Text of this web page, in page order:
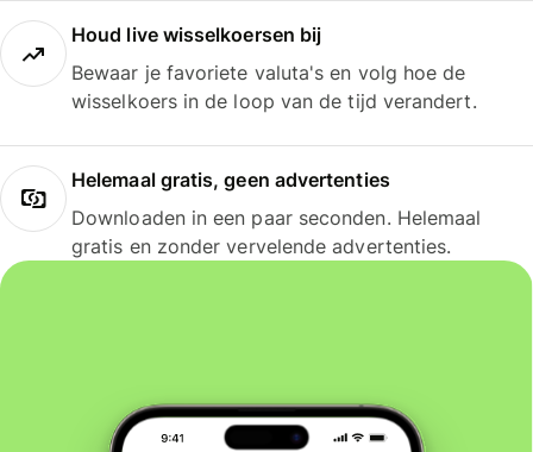
Houd live wisselkoersen bij
Bewaar je favoriete valuta's en volg hoe de
wisselkoers in de loop van de tijd verandert.
Helemaal gratis, geen advertenties
Downloaden in een paar seconden. Helemaal
gratis en zonder vervelende advertenties.